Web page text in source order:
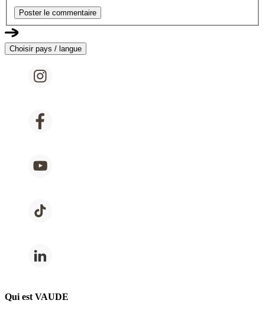
Poster le commentaire
Choisir pays / langue
Qui est VAUDE